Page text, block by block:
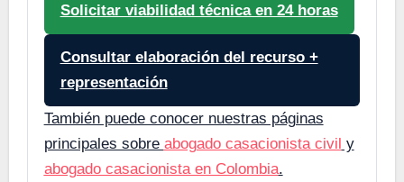
Solicitar viabilidad técnica en 24 horas
Consultar elaboración del recurso +
representación
También puede conocer nuestras páginas
principales sobre abogado casacionista civil y
abogado casacionista en Colombia.